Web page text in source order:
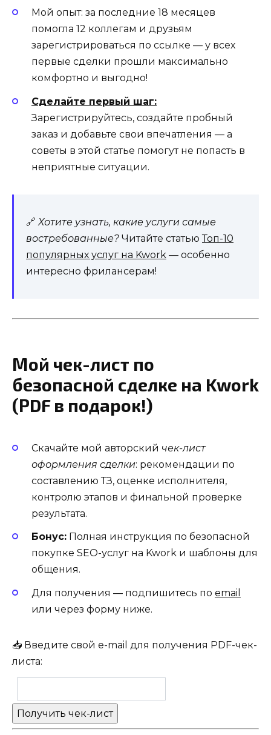
Мой опыт: за последние 18 месяцев
помогла 12 коллегам и друзьям
зарегистрироваться по ссылке — у всех
первые сделки прошли максимально
комфортно и выгодно!
Сделайте первый шаг:
Зарегистрируйтесь, создайте пробный
заказ и добавьте свои впечатления — а
советы в этой статье помогут не попасть в
неприятные ситуации.
🔗 Хотите узнать, какие услуги самые
востребованные? Читайте статьюТоп-10
популярных услуг на Kwork — особенно
интересно фрилансерам!
Мой чек-лист по
безопасной сделке на Kwork
(PDF в подарок!)
Скачайте мой авторский чек-лист
оформления сделки: рекомендации по
составлению ТЗ, оценке исполнителя,
контролю этапов и финальной проверке
результата.
Бонус: Полная инструкция по безопасной
покупке SEO-услуг на Kwork и шаблоны для
общения.
Для получения — подпишитесь по email
или через форму ниже.
📥 Введите свой e-mail для получения PDF-чек-
листа: